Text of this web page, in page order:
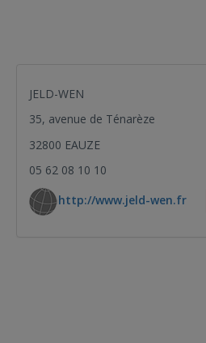
JELD-WEN
35, avenue de Ténarèze
32800 EAUZE
05 62 08 10 10
http://www.jeld-wen.fr